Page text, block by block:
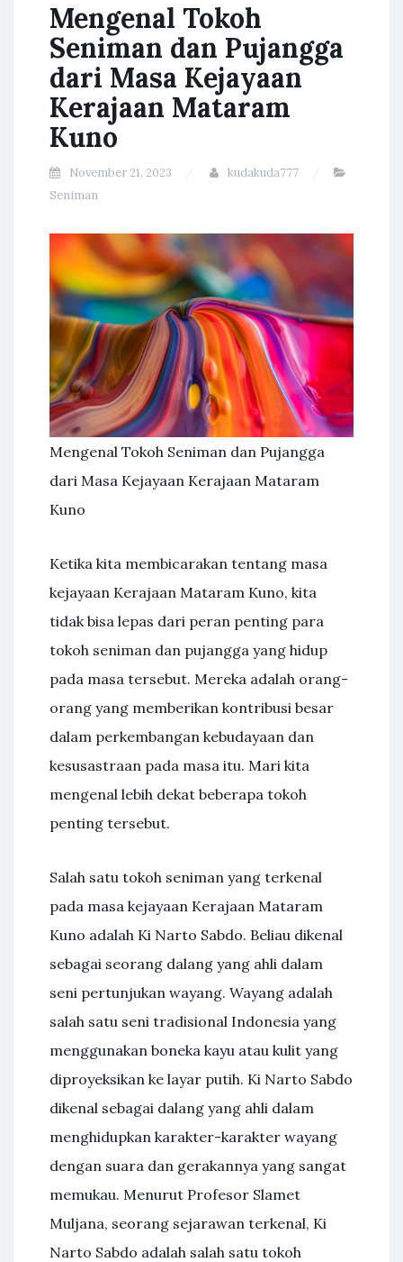
Mengenal Tokoh
Seniman dan Pujangga
dari Masa Kejayaan
Kerajaan Mataram
Kuno
November 21, 2023
kudakuda777
Seniman
Mengenal Tokoh Seniman dan Pujangga
dari Masa Kejayaan Kerajaan Mataram
Kuno
Ketika kita membicarakan tentang masa
kejayaan Kerajaan Mataram Kuno, kita
tidak bisa lepas dari peran penting para
tokoh seniman dan pujangga yang hidup
pada masa tersebut. Mereka adalah orang-
orang yang memberikan kontribusi besar
dalam perkembangan kebudayaan dan
kesusastraan pada masa itu. Mari kita
mengenal lebih dekat beberapa tokoh
penting tersebut.
Salah satu tokoh seniman yang terkenal
pada masa kejayaan Kerajaan Mataram
Kuno adalah Ki Narto Sabdo. Beliau dikenal
sebagai seorang dalang yang ahli dalam
seni pertunjukan wayang. Wayang adalah
salah satu seni tradisional Indonesia yang
menggunakan boneka kayu atau kulit yang
diproyeksikan ke layar putih. Ki Narto Sabdo
dikenal sebagai dalang yang ahli dalam
menghidupkan karakter-karakter wayang
dengan suara dan gerakannya yang sangat
memukau. Menurut Profesor Slamet
Muljana, seorang sejarawan terkenal, Ki
Narto Sabdo adalah salah satu tokoh